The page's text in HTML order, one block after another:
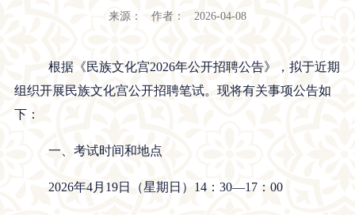
来源： 作者： 2026-04-08
根据《民族文化宫2026年公开招聘公告》，拟于近期
组织开展民族文化宫公开招聘笔试。现将有关事项公告如
下：
一、考试时间和地点
2026年4月19日（星期日） 14：30—17：00